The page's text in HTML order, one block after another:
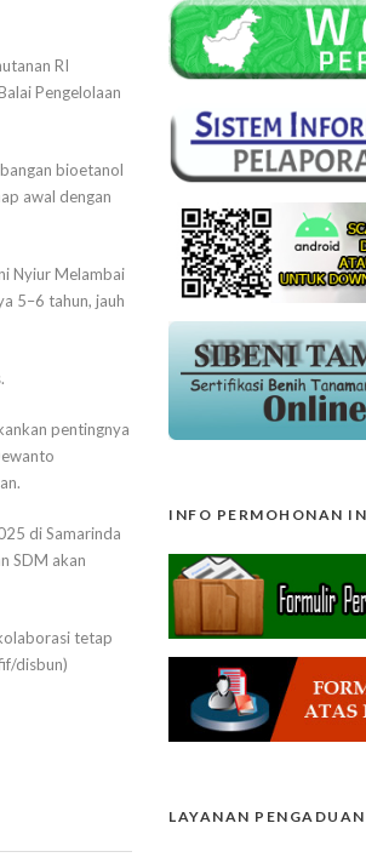
RI
Pengelolaan
bioetanol
awal dengan
Nyiur Melambai
5–6 tahun, jauh
pentingnya
di Samarinda
SDM akan
tetap
disbun)
INFO PERMOHONAN
LAYANAN PENGADUAN